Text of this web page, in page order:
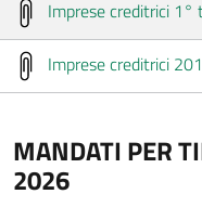
Imprese creditrici
Imprese creditrici
MANDATI PER
2026